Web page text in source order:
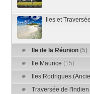
Iles et
Ile de la Réunion(5)
Ile Maurice (15)
Iles Rodrigues
Traversée de